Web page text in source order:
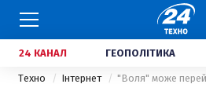
24 КАНАЛ ГЕОПОЛІТИКА
Техно Інтернет